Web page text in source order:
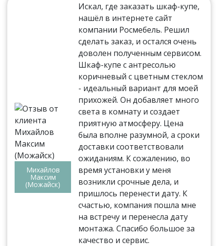
Михайлов
Максим
(Можайск)
Искал, где заказать шкаф-купе,
нашёл в интернете сайт
компании Росмебель. Решил
сделать заказ, и остался очень
доволен полученным сервисом.
Шкаф-купе с антресолью
коричневый с цветным стеклом
- идеальный вариант для моей
прихожей. Он добавляет много
света в комнату и создает
приятную атмосферу. Цена
была вполне разумной, а сроки
доставки соответствовали
ожиданиям. К сожалению, во
время установки у меня
возникли срочные дела, и
пришлось перенести дату. К
счастью, компания пошла мне
на встречу и перенесла дату
монтажа. Спасибо большое за
качество и сервис.